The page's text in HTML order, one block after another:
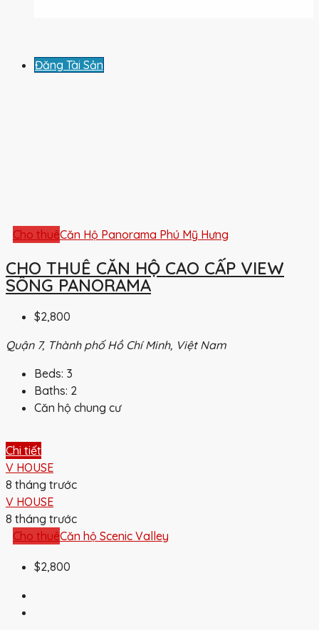
Đăng Tài Sản
Cho thuêCăn Hộ Panorama Phú Mỹ Hưng
CHO THUÊ CĂN HỘ CAO CẤP VIEW
SÔNG PANORAMA
$2,800
Quận 7, Thành phố Hồ Chí Minh, Việt Nam
Beds: 3
Baths: 2
Căn hộ chung cư
Chi tiết
V HOUSE
8 tháng trước
V HOUSE
8 tháng trước
Cho thuêCăn hộ Scenic Valley
$2,800